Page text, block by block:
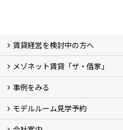
賃貸経営を検討中の方へ
私たちの考え方
賃貸経営の成功学
様々な無料サービス
相続税とは
よくあるご質問
メゾネット賃貸「ザ・借家」
ザ・借家について詳しく知る (2)
事例をみる
建設中の現場レポート
完成した建物を見てみる
オーナーの声
モデルルーム見学予約